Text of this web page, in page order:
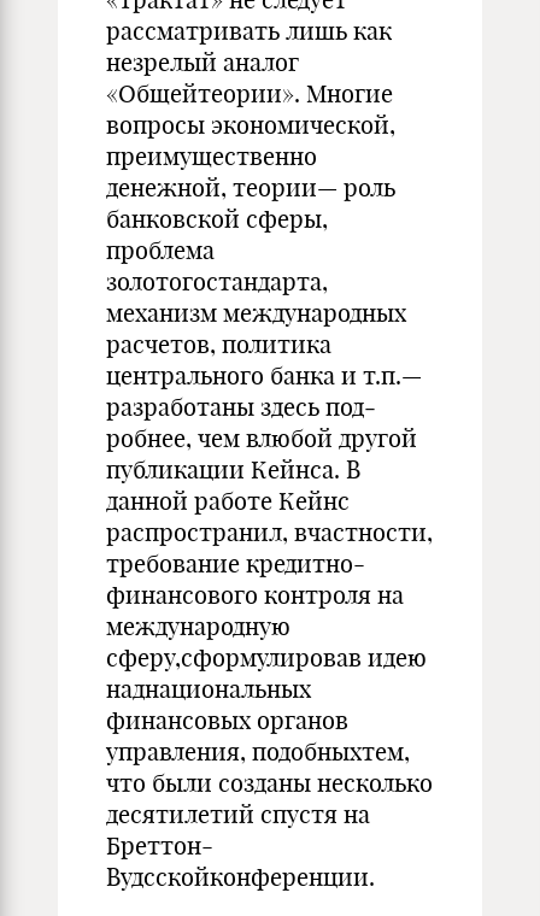
рассматривать лишь как
незре­лый аналог
«Общейтеории». Многие
вопросы экономической,
преимущественно
денежной, теории— роль
банковской сферы,
проблема
золотогостандарта,
механизм международных
расче­тов, политика
центрального банка и т.п.—
разработаны здесь под­
робнее, чем влюбой другой
публикации Кейнса. В
данной работе Кейнс
распространил, вчастности,
требование кредитно-
финансового контроля на
международную
сферу,сформулиро­вав идею
наднациональных
финансовых органов
управления, подоб­ныхтем,
что были созданы несколько
десятилетий спустя на
Бреттон-
Вудсскойконференции.